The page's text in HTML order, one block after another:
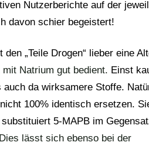
Nutzerberichte auf der
davon schier begeistert!
den „Teile Drogen“ lieber eine
Natrium gut bedient. Einst
auch da wirksamere Stoffe.
nicht 100% identisch ersetzen.
substituiert 5-MAPB im
lässt sich ebenso bei der